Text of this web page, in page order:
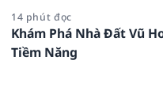
14 phút đọc
Khám Phá Nhà Đất Vũ
Tiềm Năng